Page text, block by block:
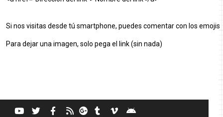
Si nos visitas desde tú smartphone, puedes comentar con los emojis
Para dejar una imagen, solo pega el link (sin nada)